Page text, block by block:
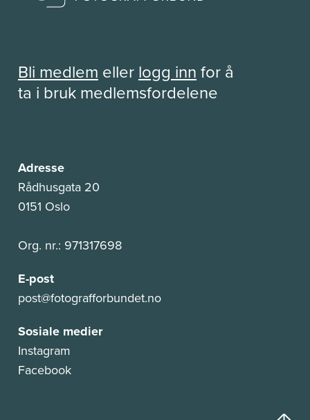
Bli medlem eller logg inn for å
ta i bruk medlemsfordelene
Adresse
Rådhusgata 20
0151 Oslo
Org. nr.: 971317698
E-post
post@fotografforbundet.no
Sosiale medier
Instagram
Facebook